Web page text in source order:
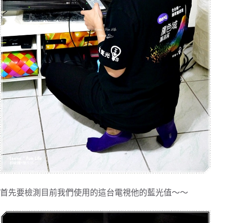
首先要檢測目前我們使用的這台電視他的藍光值～～